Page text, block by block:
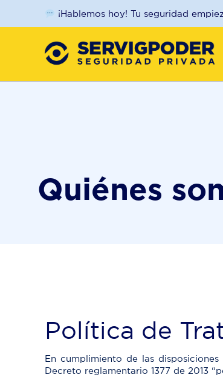
¡Hablemos hoy! Tu seguridad
Quiénes
Política de
En cumplimiento de las
Decreto reglamentario 1377 de 2013